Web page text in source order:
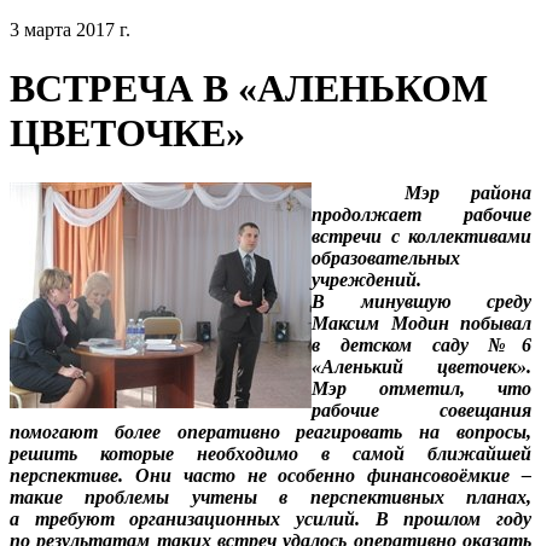
3 марта 2017 г.
ВСТРЕЧА В «АЛЕНЬКОМ
ЦВЕТОЧКЕ»
Мэр района
продолжает рабочие
встречи с коллективами
образовательных
учреждений.
В минувшую среду
Максим Модин побывал
в детском саду №6
«Аленький цветочек».
Мэр отметил, что
рабочие совещания
помогают более оперативно реагировать на вопросы,
решить которые необходимо в самой ближайшей
перспективе. Они часто не особенно финансовоёмкие –
такие проблемы учтены в перспективных планах,
а требуют организационных усилий. В прошлом году
по результатам таких встреч удалось оперативно оказать